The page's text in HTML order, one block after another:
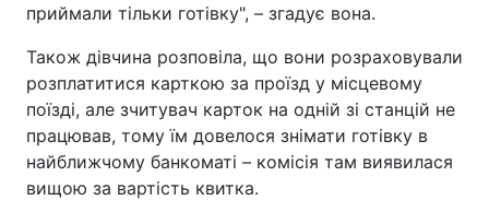
приймали тільки готівку", – згадує вона.
Також дівчина розповіла, що вони розраховували
розплатитися карткою за проїзд у місцевому
поїзді, але зчитувач карток на одній зі станцій не
працював, тому їм довелося знімати готівку в
найближчому банкоматі – комісія там виявилася
вищою за вартість квитка.